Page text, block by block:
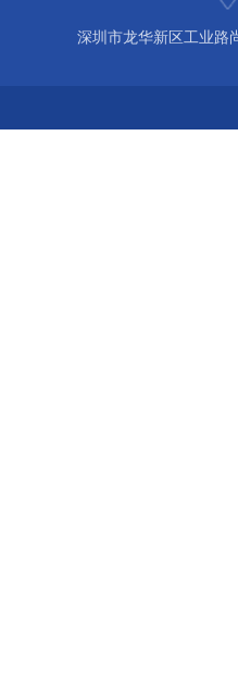
深圳市龙华新区工业路